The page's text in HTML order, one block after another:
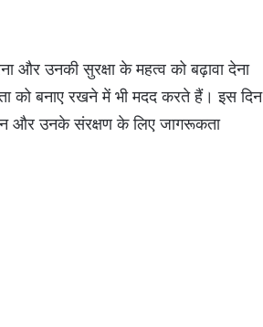
और उनकी सुरक्षा के महत्व को बढ़ावा देना
को बनाए रखने में भी मदद करते हैं। इस दिन
और उनके संरक्षण के लिए जागरूकता